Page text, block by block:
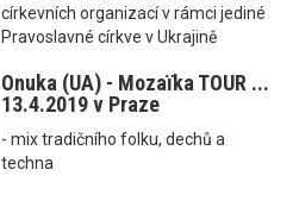
církevních organizací v rámci jediné
Pravoslavné církve v Ukrajině
Onuka (UA) - Mozaїka TOUR ...
13.4.2019 v Praze
- mix tradičního folku, dechů a
techna